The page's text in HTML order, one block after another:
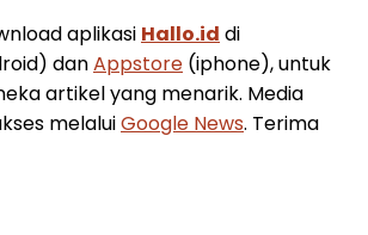
aplikasi Hallo.id di
danAppstore (iphone), untuk
artikel yang menarik. Media
melaluiGoogle News. Terima